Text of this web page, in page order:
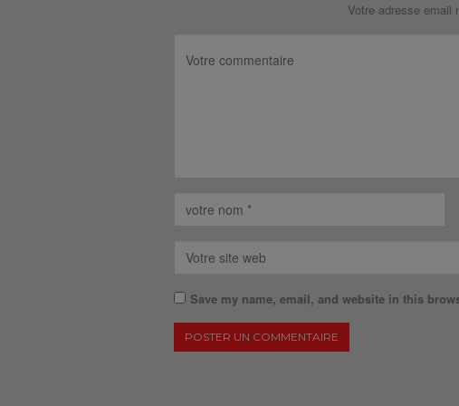
Votre adresse email
Save my name, email, and website in this